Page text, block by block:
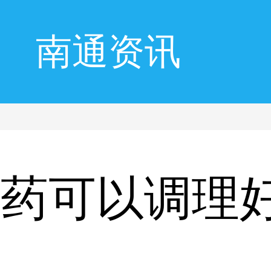
南通资讯
可以调理